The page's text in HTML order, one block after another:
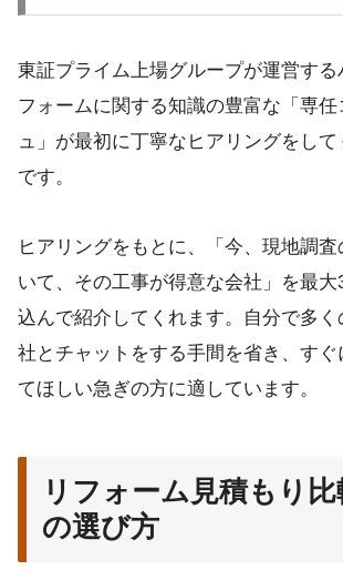
東証プライム上場グループが運営する
フォームに関する知識の豊富な「専任
ュ」が最初に丁寧なヒアリングをし
です。
ヒアリングをもとに、「今、現地調
いて、その工事が得意な会社」を最大
込んで紹介してくれます。自分で多
社とチャットをする手間を省き、す
てほしい急ぎの方に適しています。
リフォーム見積もり比
の選び方